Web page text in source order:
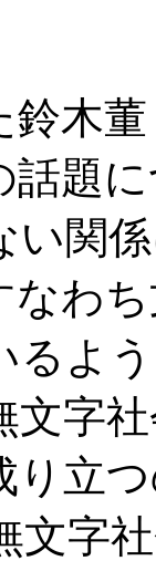
木董
話題
い関
なわ
るよ
文字
り立
字